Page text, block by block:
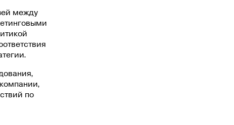
между
по